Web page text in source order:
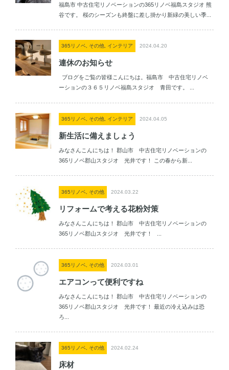
福島市 中古住宅リノベーションの365リノベ福島スタジオ 熊
谷です。 桜のシーズンも終盤に差し掛かり新緑の美しい季...
365リノベ, その他, インテリア 2024.04.20
連休のお知らせ
ブログをご覧の皆様こんにちは。福島市 中古住宅リノベ
ーションの３６５リノベ福島スタジオ 青田です。 ...
365リノベ, その他, インテリア 2024.04.05
新生活に備えましょう
みなさんこんにちは！ 郡山市 中古住宅リノベーションの
365リノベ郡山スタジオ 光井です！ この春から新...
365リノベ, その他 2024.03.22
リフォームで考える花粉対策
みなさんこんにちは！ 郡山市 中古住宅リノベーションの
365リノベ郡山スタジオ 光井です！ ...
365リノベ, その他 2024.03.01
エアコンって便利ですね
みなさんこんにちは！ 郡山市 中古住宅リノベーションの
365リノベ郡山スタジオ 光井です！ 最近の冷え込みは恐
ろ...
365リノベ, その他 2024.02.24
床材